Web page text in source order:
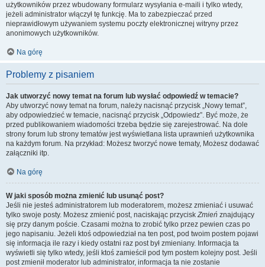
użytkowników przez wbudowany formularz wysyłania e-maili i tylko wtedy,
jeżeli administrator włączył tę funkcję. Ma to zabezpieczać przed
nieprawidłowym używaniem systemu poczty elektronicznej witryny przez
anonimowych użytkowników.
Na górę
Problemy z pisaniem
Jak utworzyć nowy temat na forum lub wysłać odpowiedź w temacie?
Aby utworzyć nowy temat na forum, należy nacisnąć przycisk „Nowy temat”,
aby odpowiedzieć w temacie, nacisnąć przycisk „Odpowiedz”. Być może, że
przed publikowaniem wiadomości trzeba będzie się zarejestrować. Na dole
strony forum lub strony tematów jest wyświetlana lista uprawnień użytkownika
na każdym forum. Na przykład: Możesz tworzyć nowe tematy, Możesz dodawać
załączniki itp.
Na górę
W jaki sposób można zmienić lub usunąć post?
Jeśli nie jesteś administratorem lub moderatorem, możesz zmieniać i usuwać
tylko swoje posty. Możesz zmienić post, naciskając przyciskZmień znajdujący
się przy danym poście. Czasami można to zrobić tylko przez pewien czas po
jego napisaniu. Jeżeli ktoś odpowiedział na ten post, pod twoim postem pojawi
się informacja ile razy i kiedy ostatni raz post był zmieniany. Informacja ta
wyświetli się tylko wtedy, jeśli ktoś zamieścił pod tym postem kolejny post. Jeśli
post zmienił moderator lub administrator, informacja ta nie zostanie